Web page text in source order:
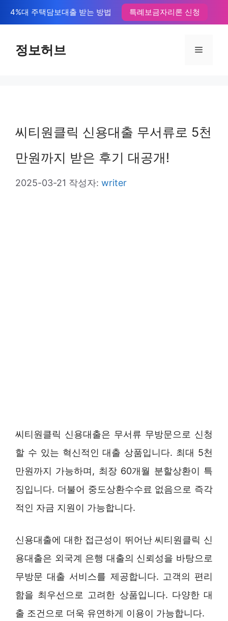
텐
4%대 주택담보대출 받는 방법 특례보금자리론 신청
정보허브 메
씨티원클릭 신용대출 무서류로 5천
만원까지 받은 후기 대공개!
2025-03-21 작성자: writer
씨티원클릭 신용대출은 무서류 무방문으로 신청
할 수 있는 혁신적인 대출 상품입니다. 최대 5천
만원까지 가능하며, 최장 60개월 분할상환이 특
징입니다. 더불어 중도상환수수료 없음으로 즉각
적인 자금 지원이 가능합니다.
신용대출에 대한 접근성이 뛰어난 씨티원클릭 신
용대출은 외국계 은행 대출의 신뢰성을 바탕으로
무방문 대출 서비스를 제공합니다. 고객의 편리
함을 최우선으로 고려한 상품입니다. 다양한 대
출 조건으로 더욱 유연하게 이용이 가능합니다.